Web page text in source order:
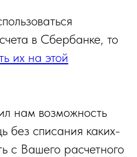
в Сбербанке, то
их на этой
нам возможность
без списания каких-
с Вашего расчетного